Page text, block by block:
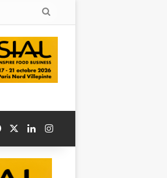
FacebookLinkedinInstagram